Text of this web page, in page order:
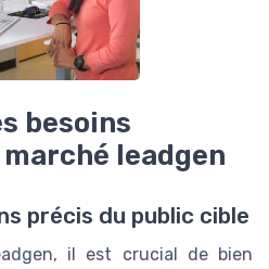
besoins
leadgen
précis du public cible
il est crucial de bien